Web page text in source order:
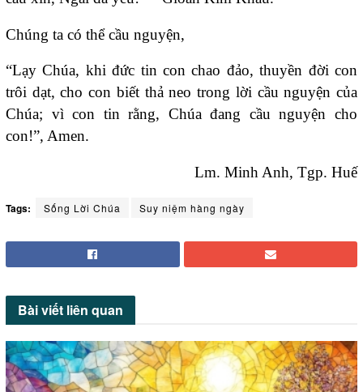
Chúng ta có thể cầu nguyện,
“Lạy Chúa, khi đức tin con chao đảo, thuyền đời con
trôi dạt, cho con biết thả neo trong lời cầu nguyện của
Chúa; vì con tin rằng, Chúa đang cầu nguyện cho
con!”, Amen.
Lm. Minh Anh, Tgp. Huế
Tags: Sống Lời Chúa Suy niệm hàng ngày
Bài viết liên quan